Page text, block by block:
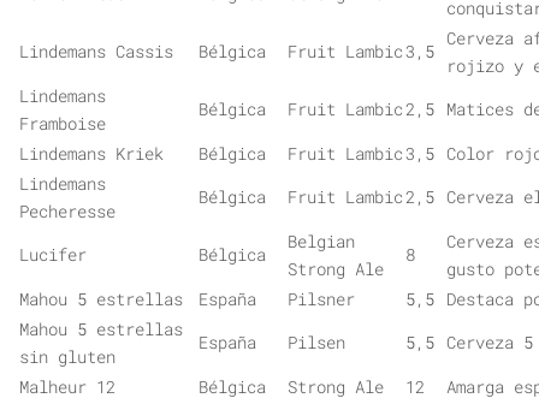
Lindemans Cassis
Bélgica Fruit Lambic3,5
Cerveza
rojizo y
Lindemans
Framboise
Bélgica Fruit Lambic2,5 Matices
Lindemans Kriek
Bélgica Fruit Lambic3,5 Color
Lindemans
Pecheresse
Bélgica Fruit Lambic2,5 Cerveza
Lucifer Bélgica
Belgian
Strong Ale
8
Cerveza
gusto
Mahou 5 estrellas
España Pilsner 5,5 Destaca
Mahou 5 estrellas
sin gluten
España Pilsen 5,5 Cerveza
Malheur 12
Bélgica Strong Ale 12
Amarga